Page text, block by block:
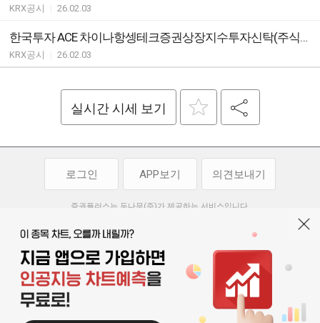
KRX공시 26.02.03
한국투자 ACE 차이나항셍테크증권상장지수투자신탁(주식) ETF유동성공급자(LP)와유동성공급계약의체결ㆍ변경ㆍ해지안내
KRX공시 26.02.03
실시간 시세 보기
로그인 APP보기 의견보내기
증권플러스는 두나무(주)가 제공하는 서비스입니다.
투자 참고사항이며, 정보 제공 과정에서 오류나 지연이 발생할 수 있습니다.
두나무(주)는 제공된 정보에 의한 투자 결과에 대하여 법적인 책임을
부담하지 않습니다. 본 서비스에서 제공되는 정보의 무단 배포를 금합니다.
이용약관 | 청소년보호정책 개인정보처리방침
기사배열 기본방침 | 고객센터 |
오픈소스 라이선스
서울특별시 서초구 강남대로 369, 15층
사업자 등록번호 119-86-54968